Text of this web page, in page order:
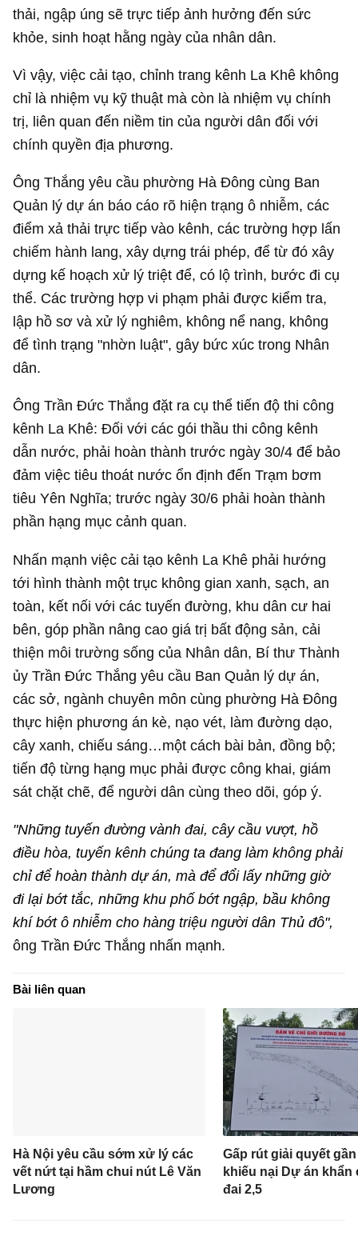
thải, ngập úng sẽ trực tiếp ảnh hưởng đến sức
khỏe, sinh hoạt hằng ngày của nhân dân.
Vì vậy, việc cải tạo, chỉnh trang kênh La Khê không
chỉ là nhiệm vụ kỹ thuật mà còn là nhiệm vụ chính
trị, liên quan đến niềm tin của người dân đối với
chính quyền địa phương.
Ông Thắng yêu cầu phường Hà Đông cùng Ban
Quản lý dự án báo cáo rõ hiện trạng ô nhiễm, các
điểm xả thải trực tiếp vào kênh, các trường hợp lấn
chiếm hành lang, xây dựng trái phép, để từ đó xây
dựng kế hoạch xử lý triệt để, có lộ trình, bước đi cụ
thể. Các trường hợp vi phạm phải được kiểm tra,
lập hồ sơ và xử lý nghiêm, không nể nang, không
để tình trạng "nhờn luật", gây bức xúc trong Nhân
dân.
Ông Trần Đức Thắng đặt ra cụ thể tiến độ thi công
kênh La Khê: Đối với các gói thầu thi công kênh
dẫn nước, phải hoàn thành trước ngày 30/4 để bảo
đảm việc tiêu thoát nước ổn định đến Trạm bơm
tiêu Yên Nghĩa; trước ngày 30/6 phải hoàn thành
phần hạng mục cảnh quan.
Nhấn mạnh việc cải tạo kênh La Khê phải hướng
tới hình thành một trục không gian xanh, sạch, an
toàn, kết nối với các tuyến đường, khu dân cư hai
bên, góp phần nâng cao giá trị bất động sản, cải
thiện môi trường sống của Nhân dân, Bí thư Thành
ủy Trần Đức Thắng yêu cầu Ban Quản lý dự án,
các sở, ngành chuyên môn cùng phường Hà Đông
thực hiện phương án kè, nạo vét, làm đường dạo,
cây xanh, chiếu sáng…một cách bài bản, đồng bộ;
tiến độ từng hạng mục phải được công khai, giám
sát chặt chẽ, để người dân cùng theo dõi, góp ý.
"Những tuyến đường vành đai, cây cầu vượt, hồ
điều hòa, tuyến kênh chúng ta đang làm không phải
chỉ để hoàn thành dự án, mà để đổi lấy những giờ
đi lại bớt tắc, những khu phố bớt ngập, bầu không
khí bớt ô nhiễm cho hàng triệu người dân Thủ đô",
ông Trần Đức Thắng nhấn mạnh.
Bài liên quan
Hà Nội yêu cầu sớm xử lý các
vết nứt tại hầm chui nút Lê Văn
Lương
Gấp rút giải quyết
khiếu nại Dự án khẩn
đai 2,5